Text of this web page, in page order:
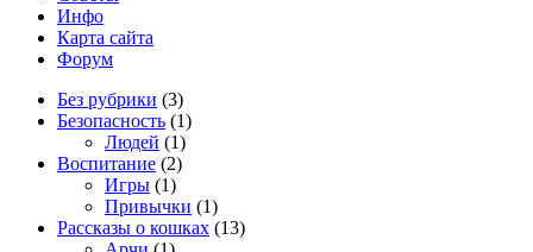
Инфо
Карта сайта
Форум
Без рубрики (3)
Безопасность (1)
Людей (1)
Воспитание (2)
Игры (1)
Привычки (1)
Рассказы о кошках (13)